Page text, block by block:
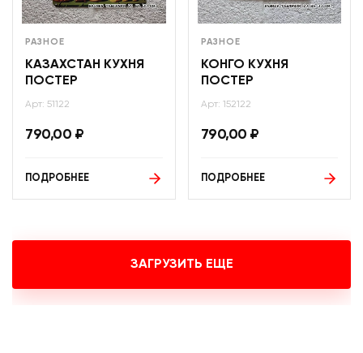
РАЗНОЕ
КАЗАХСТАН КУХНЯ
ПОСТЕР
Арт: 51122
790,00 ₽
ПОДРОБНЕЕ
РАЗНОЕ
КОНГО КУХНЯ
ПОСТЕР
Арт: 152122
790,00 ₽
ПОДРОБНЕЕ
ЗАГРУЗИТЬ ЕЩЕ